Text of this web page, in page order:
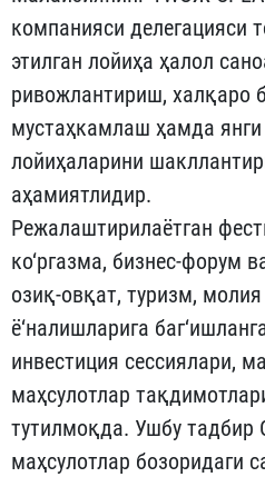
компанияси делегацияси
этилган лойиҳа ҳалол
ривожлантириш, халқаро
мустаҳкамлаш ҳамда янги
лойиҳаларини
аҳамиятлидир.
Режалаштирилаётган
ко‘ргазма, бизнес-форум
озиқ-овқат, туризм,
ё‘налишларига
инвестиция сессиялари,
маҳсулотлар
тутилмоқда. Ушбу тадбир
маҳсулотлар бозоридаги